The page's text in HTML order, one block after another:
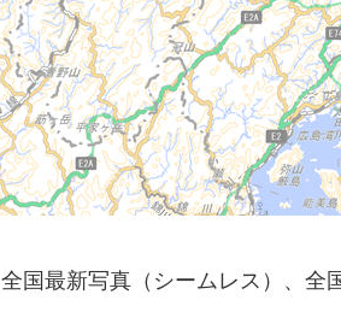
全国最新写真（シームレス）、全